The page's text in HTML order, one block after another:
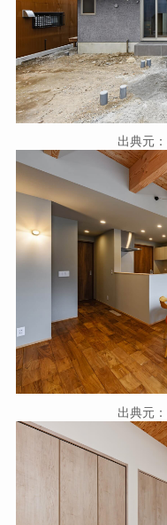
出典元：
出典元：